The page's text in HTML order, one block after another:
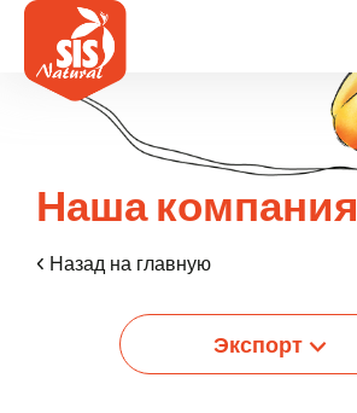
Наша компания
Назад на главную
Экспорт